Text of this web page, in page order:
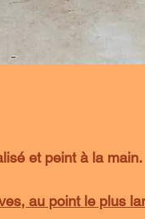
et peint à la main.
au point le plus